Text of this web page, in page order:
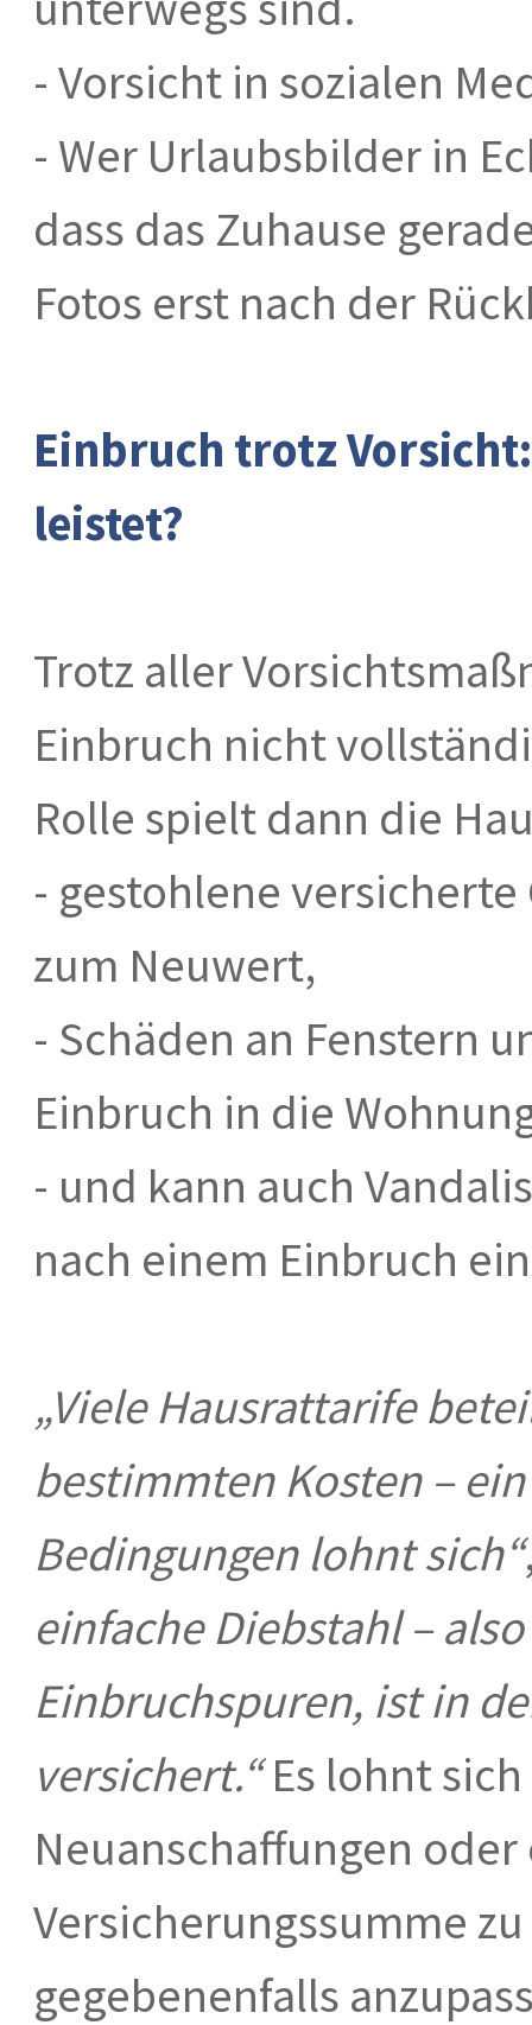
- Vorsicht in sozialen
- Wer Urlaubsbilder in
dass das Zuhause
Fotos erst nach der
Einbruch trotz
leistet?
Trotz aller
Einbruch nicht
Rolle spielt dann die
- gestohlene
zum Neuwert,
- Schäden an Fenstern
Einbruch in die
- und kann auch
nach einem Einbruch
„Viele Hausrattarife
bestimmten Kosten –
Bedingungen lohnt sich“
einfache Diebstahl –
Einbruchspuren, ist in
versichert.“Es lohnt
Neuanschaffungen
Versicherungssumme
gegebenenfalls